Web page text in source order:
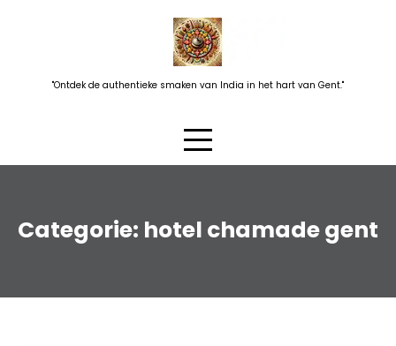
"Ontdek de authentieke smaken van India in het hart van Gent."
Categorie: hotel chamade gent